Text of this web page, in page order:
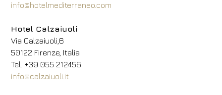
info@hotelmediterraneo.com
Hotel Calzaiuoli
Via Calzaiuoli,6
50122 Firenze, Italia
Tel. +39 055 212456
info@calzaiuoli.it